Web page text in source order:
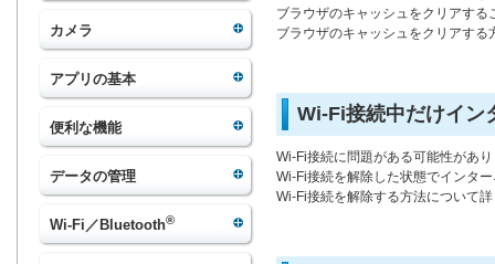
カメラ
アプリの基本
便利な機能
データの管理
Wi-Fi／Bluetooth®
ブラウザのキャッシュをクリアす
ブラウザのキャッシュをクリアする
Wi-Fi接続中だけイン
Wi-Fi接続に問題がある可能性があ
Wi-Fi接続を解除した状態でインタ
Wi-Fi接続を解除する方法について